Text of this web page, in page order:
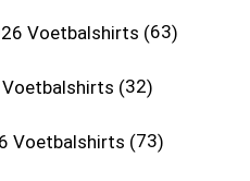
Voetbalshirts 63
Voetbalshirts 32
Voetbalshirts 73